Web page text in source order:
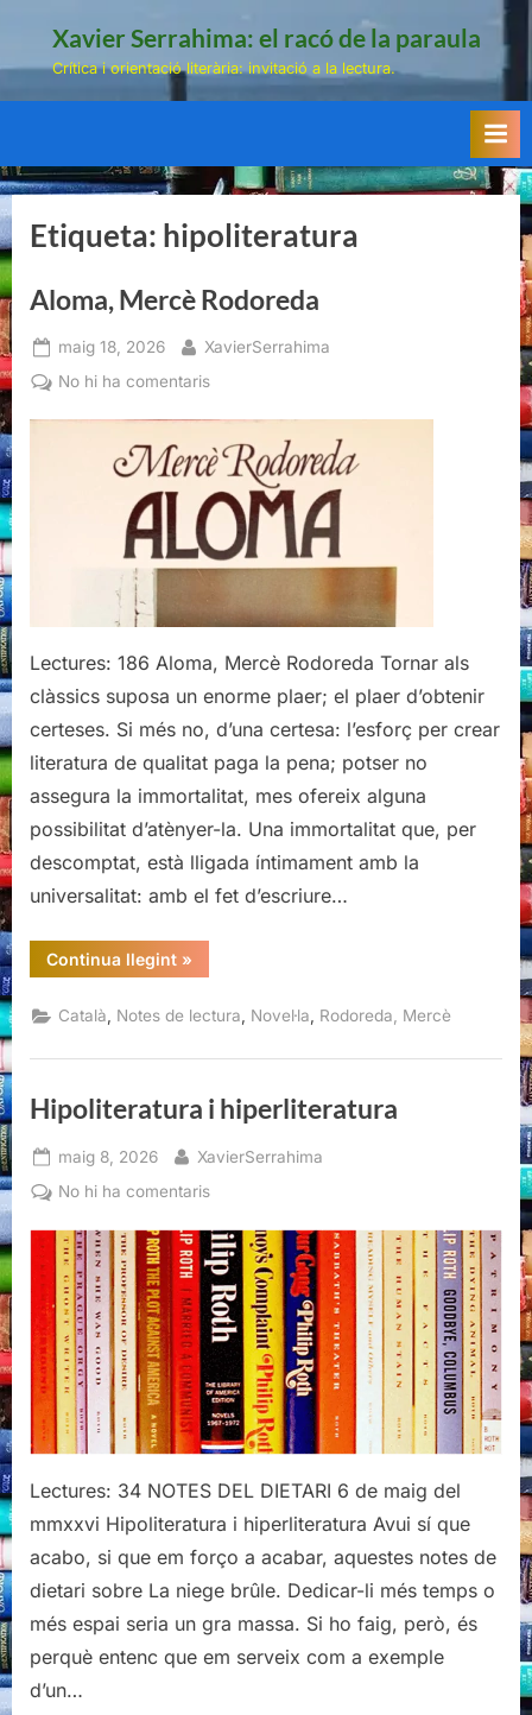
Xavier Serrahima: el racó de la paraula
Crítica i orientació literària: invitació a la lectura.
Etiqueta: hipoliteratura
Aloma, Mercè Rodoreda
Posted
on
maig 18, 2026 By
XavierSerrahima
No hi ha comentarisa
Rodoreda
Lectures: 186 Aloma, Mercè Rodoreda Tornar als
clàssics suposa un enorme plaer; el plaer d’obtenir
certeses. Si més no, d’una certesa: l’esforç per crear
literatura de qualitat paga la pena; potser no
assegura la immortalitat, mes ofereix alguna
possibilitat d’atènyer-la. Una immortalitat que, per
descomptat, està lligada íntimament amb la
universalitat: amb el fet d’escriure…
Continua llegint“Aloma,
Mercè
»
Català Notes de lectura Novel·la Rodoreda, Mercè
Hipoliteratura i hiperliteratura
Posted
on
maig 8, 2026 By
XavierSerrahima
No hi ha comentarisa
i
hiperliteratura
Lectures: 34 NOTES DEL DIETARI 6 de maig del
mmxxvi Hipoliteratura i hiperliteratura Avui sí que
acabo, si que em forço a acabar, aquestes notes de
dietari sobre La niege brûle. Dedicar-li més temps o
més espai seria un gra massa. Si ho faig, però, és
perquè entenc que em serveix com a exemple
d’un…